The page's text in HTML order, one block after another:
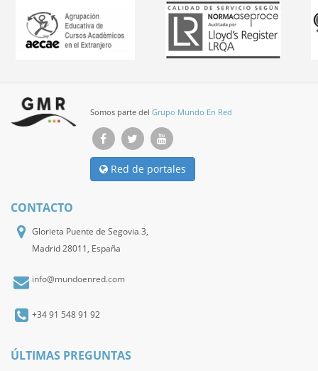
Somos parte del Grupo Mundo En Red
Red de portales
CONTACTO
Glorieta Puente de Segovia 3,
Madrid 28011, España
info@mundoenred.com
+34 91 548 91 92
ÚLTIMAS PREGUNTAS